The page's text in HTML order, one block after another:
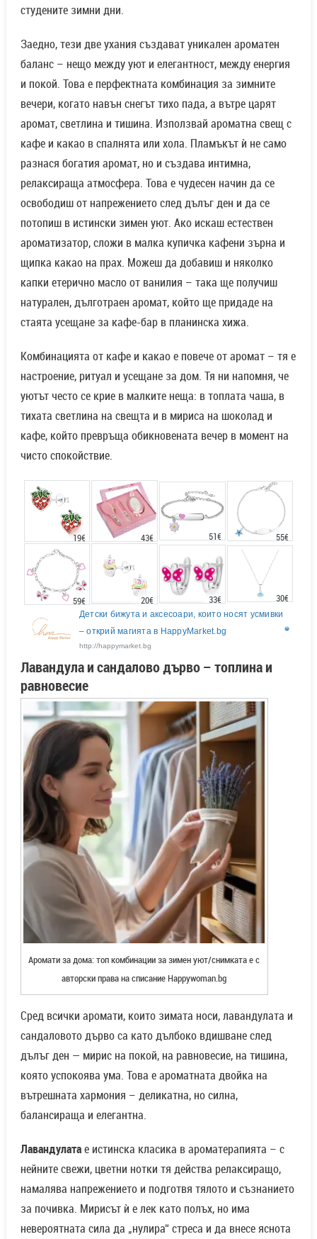
студените зимни дни.
Заедно, тези две ухания създават уникален ароматен
баланс – нещо между уют и елегантност, между енергия
и покой. Това е перфектната комбинация за зимните
вечери, когато навън снегът тихо пада, а вътре царят
аромат, светлина и тишина. Използвай ароматна свещ с
кафе и какао в спалнята или хола. Пламъкът ѝ не само
разнася богатия аромат, но и създава интимна,
релаксираща атмосфера. Това е чудесен начин да се
освободиш от напрежението след дълъг ден и да се
потопиш в истински зимен уют. Ако искаш естествен
ароматизатор, сложи в малка купичка кафени зърна и
щипка какао на прах. Можеш да добавиш и няколко
капки етерично масло от ванилия – така ще получиш
натурален, дълготраен аромат, който ще придаде на
стаята усещане за кафе-бар в планинска хижа.
Комбинацията от кафе и какао е повече от аромат – тя е
настроение, ритуал и усещане за дом. Тя ни напомня, че
уютът често се крие в малките неща: в топлата чаша, в
тихата светлина на свещта и в мириса на шоколад и
кафе, който превръща обикновената вечер в момент на
чисто спокойствие.
19€ 43€ 51€ 55€
59€ 20€ 33€ 30€
Детски бижута и аксесоари, които носят усмивки
– открий магията в HappyMarket.bg
http://happymarket.bg
Лавандула и сандалово дърво –топлина и
равновесие
Аромати за дома: топ комбинации за зимен уют/снимката е с
авторски права на списание Happywoman.bg
Сред всички аромати, които зимата носи, лавандулата и
сандаловото дърво са като дълбоко вдишване след
дълъг ден — мирис на покой, на равновесие, на тишина,
която успокоява ума. Това е ароматната двойка на
вътрешната хармония – деликатна, но силна,
балансираща и елегантна.
Лавандулатае истинска класика в ароматерапията – с
нейните свежи, цветни нотки тя действа релаксиращо,
намалява напрежението и подготвя тялото и съзнанието
за почивка. Мирисът ѝ е лек като полъх, но има
невероятната сила да „нулира“ стреса и да внесе яснота